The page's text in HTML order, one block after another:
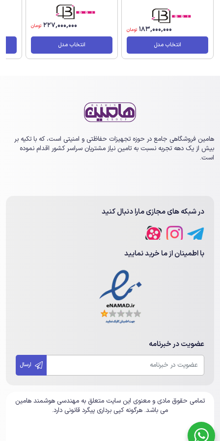
183,000,000 تومان
انتخاب مدل
227,000,000 تومان
انتخاب مدل
هامین فروشگاهی جامع در حوزه تجهیزات حفاظتی و امنیتی است، که با تکیه بر
بیش از یک ‏دهه تجربه نسبت به تامین نیاز مشتریان سراسر کشور اقدام نموده
است.
در شبکه های مجازی مارا دنبال کنید
با اطمینان از ما خرید نمایید
عضویت در خبرنامه
تمامی حقوق مادی و معنوی این سایت متعلق به مهندسی هوشمند هامین
می باشد. هرگونه کپی برداری پیگرد قانونی دارد.